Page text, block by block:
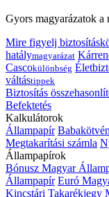
Gyors magyarázatok a
Mire figyelj
hatálymagyarázat
Cascokülönbség
váltástippek
Biztosítás
Befektetés
Kalkulátorok
Állampapír
Megtakarítási számla
Állampapírok
Bónusz Magyar
Állampapír Euró
Kincstári Takarékjegy